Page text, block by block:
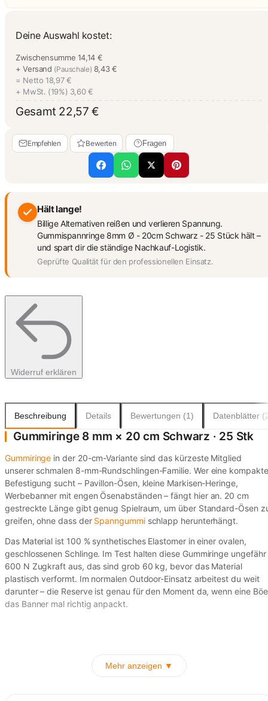
Deine Auswahl kostet:
Zwischensumme 14,14 €
+ Versand (Pauschale) 8,43 €
= Netto 18,97 €
+ MwSt. (19%) 3,60 €
Gesamt 22,57 €
Empfehlen Bewerten Fragen
Hält lange!
Billige Alternativen reißen und verlieren Spannung.
Gummispannringe 8mm Ø - 20cm Schwarz - 25 Stück hält –
und spart dir die ständige Nachkauf-Logistik.
Geprüfte Qualität für den professionellen Einsatz.
Widerruf erklären
Beschreibung Details Bewertungen (1) Datenblätter
Gummiringe 8 mm × 20 cm Schwarz · 25 Stk
Gummiringe in der 20-cm-Variante sind das kürzeste Mitglied
unserer schmalen 8-mm-Rundschlingen-Familie. Wer eine kompakte
Befestigung sucht – Pavillon-Ösen, kleine Markisen-Heringe,
Werbebanner mit engen Ösenabständen – fängt hier an. 20 cm
gestreckte Länge gibt genug Spielraum, um über Standard-Ösen
greifen, ohne dass der Spanngummischlapp herunterhängt.
Das Material ist 100 % synthetisches Elastomer in einer ovalen,
geschlossenen Schlinge. Im Test halten diese Gummiringe ungefähr
600 N Zugkraft aus, das sind grob 60 kg, bevor das Material
plastisch verformt. Im normalen Outdoor-Einsatz arbeitest du weit
darunter – die Reserve ist genau für den Moment da, wenn eine Böe
das Banner mal richtig anpackt.
Mehr anzeigen ▼